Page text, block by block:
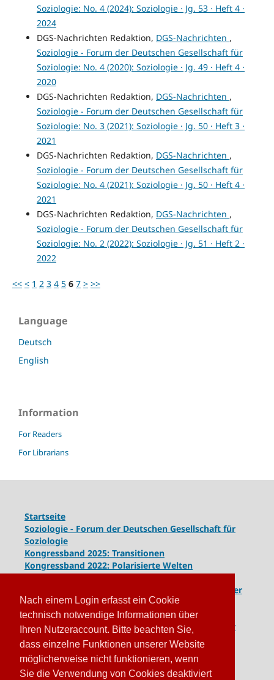
Nach einem Login erfasst ein Cookie
technisch notwendige Informationen über
Ihren Nutzeraccount. Bitte beachten Sie,
dass einzelne Funktionen unserer Website
möglicherweise nicht funktionieren, wenn
Sie die Verwendung von Cookies deaktiviert
Soziologie: No. 4 (2024): Soziologie · Jg. 53 · Heft 4 ·
2024
DGS-Nachrichten Redaktion, DGS-Nachrichten ,
Soziologie - Forum der Deutschen Gesellschaft für
Soziologie: No. 4 (2020): Soziologie · Jg. 49 · Heft 4 ·
2020
DGS-Nachrichten Redaktion, DGS-Nachrichten ,
Soziologie - Forum der Deutschen Gesellschaft für
Soziologie: No. 3 (2021): Soziologie · Jg. 50 · Heft 3 ·
2021
DGS-Nachrichten Redaktion, DGS-Nachrichten ,
Soziologie - Forum der Deutschen Gesellschaft für
Soziologie: No. 4 (2021): Soziologie · Jg. 50 · Heft 4 ·
2021
DGS-Nachrichten Redaktion, DGS-Nachrichten ,
Soziologie - Forum der Deutschen Gesellschaft für
Soziologie: No. 2 (2022): Soziologie · Jg. 51 · Heft 2 ·
2022
<< < 1 2 3 4 5 6 7 > >>
Language
Deutsch
English
Information
For Readers
For Librarians
Startseite
Soziologie - Forum der Deutschen Gesellschaft für
Soziologie
Kongressband 2025: Transitionen
Kongressband 2022: Polarisierte Welten
Kongressband 2020: Gesellschaft unter Spannung
Komplexe Dynamiken globaler
und lokaler Entwicklungen
Kongressband 2016: Geschlossene Gesellschaften
Kongressband 2014: Routinen der Krise - Krise der
Routinen